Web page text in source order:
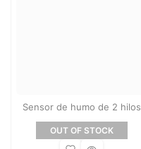
Sensor de humo de 2 hilos
OUT OF STOCK